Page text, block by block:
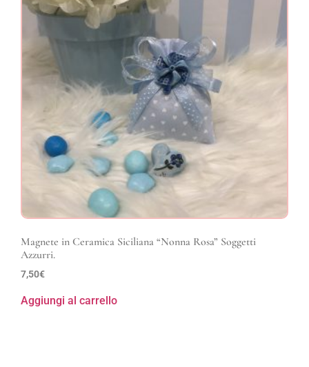
Magnete in Ceramica Siciliana “Nonna Rosa” Soggetti
Azzurri.
7,50€
Aggiungi al carrello